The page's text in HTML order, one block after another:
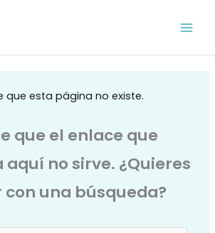
que esta página no existe.
que el enlace que
no sirve. ¿Quieres
una búsqueda?